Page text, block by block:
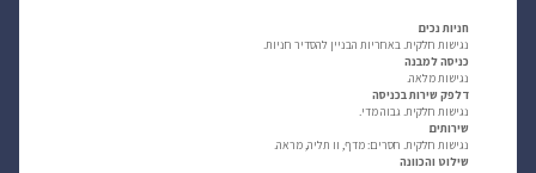
חניות נכים
נגישות חלקית. באחריות הבניין להסדיר חניות.
כניסה למבנה
נגישות מלאה.
דלפק שירות בכניסה
נגישות חלקית. גבוה מדי.
שירותים
נגישות חלקית. חסרים: מדף, וו תליה, מראה.
שילוט והכוונה